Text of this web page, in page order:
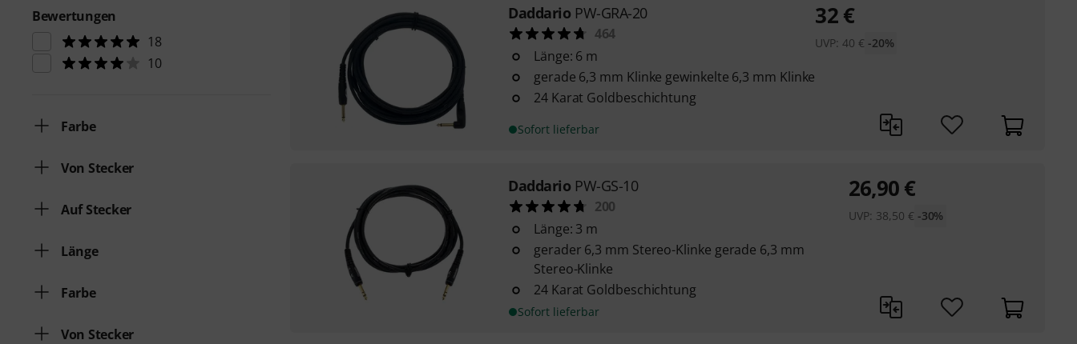
Bewertungen
18
10
Farbe
Von Stecker
Auf Stecker
Länge
Farbe
Von Stecker
Daddario PW-GRA-20
464
Länge: 6 m
gerade 6,3 mm Klinke gewinkelte 6,3 mm Klinke
24 Karat Goldbeschichtung
Sofort lieferbar
32 €
UVP:40 € -20%
Daddario PW-GS-10
200
Länge: 3 m
gerader 6,3 mm Stereo-Klinke gerade 6,3 mm
Stereo-Klinke
24 Karat Goldbeschichtung
Sofort lieferbar
26,90€
UVP: 38,50 € -30%